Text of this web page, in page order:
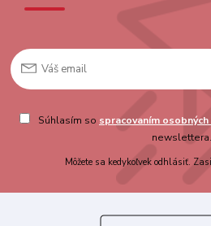
Súhlasím so spracovaním
newslettera.
Môžete sa kedykoľvek odhlásiť.